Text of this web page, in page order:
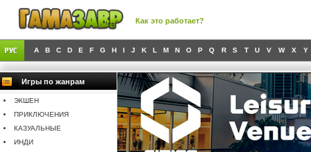
Как это работает?
A B C D E F G H I J K L M N O P Q R S T U V W X Y
Игры по жанрам
ЭКШЕН
ПРИКЛЮЧЕНИЯ
КАЗУАЛЬНЫЕ
ИНДИ